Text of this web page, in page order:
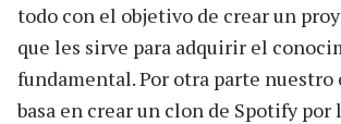
todo con el objetivo de crear un
que les sirve para adquirir el
fundamental. Por otra parte nuestro
basa en crear un clon de Spotify por